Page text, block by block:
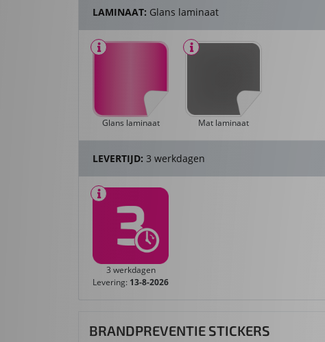
LAMINAAT: Glans laminaat
Glans laminaat Mat laminaat
LEVERTIJD: 3 werkdagen
3 werkdagen
Levering: 13-8-2026
BRANDPREVENTIE STICKERS